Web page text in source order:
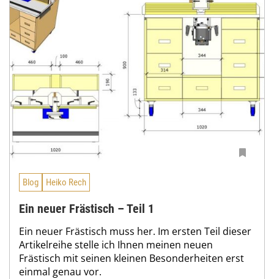
Blog Heiko Rech
Ein neuer Frästisch – Teil 1
Ein neuer Frästisch muss her. Im ersten Teil dieser
Artikelreihe stelle ich Ihnen meinen neuen
Frästisch mit seinen kleinen Besonderheiten erst
einmal genau vor.